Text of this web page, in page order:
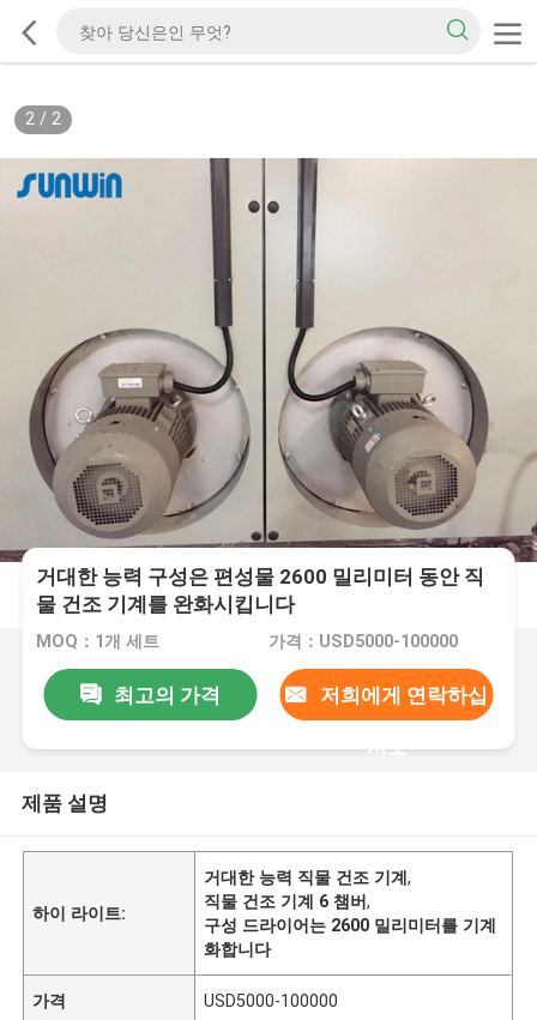
2/ 2
거대한 능력 구성은 편성물 2600 밀리미터 동안 직
물 건조 기계를 완화시킵니다
MOQ：1개 세트 가격：USD5000-100000
최고의 가격 저희에게 연락하십
시오
제품 설명
하이 라이트:
거대한 능력 직물 건조 기계,
직물 건조 기계 6 챔버,
구성 드라이어는 2600 밀리미터를 기계
화합니다
가격 USD5000-100000